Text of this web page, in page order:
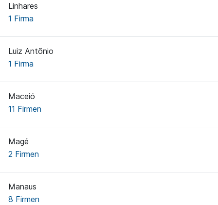
Linhares
1 Firma
Luiz Antõnio
1 Firma
Maceió
11 Firmen
Magé
2 Firmen
Manaus
8 Firmen